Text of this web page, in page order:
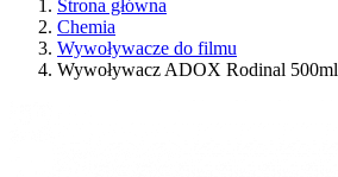
Strona główna
Chemia
Wywoływacze do filmu
Wywoływacz ADOX Rodinal 500ml